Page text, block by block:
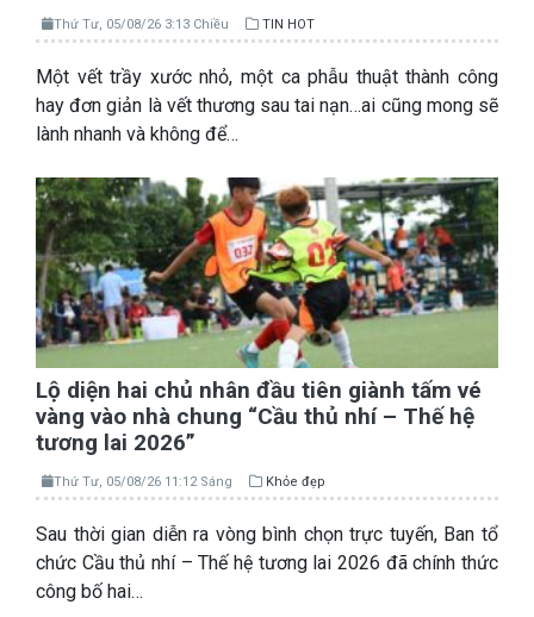
Thứ Tư, 05/08/26 3:13 Chiều TIN HOT
Một vết trầy xước nhỏ, một ca phẫu thuật thành công
hay đơn giản là vết thương sau tai nạn…ai cũng mong sẽ
lành nhanh và không để…
Lộ diện hai chủ nhân đầu tiên giành tấm vé
vàng vào nhà chung “Cầu thủ nhí – Thế hệ
tương lai 2026”
Thứ Tư, 05/08/26 11:12 Sáng Khỏe đẹp
Sau thời gian diễn ra vòng bình chọn trực tuyến, Ban tổ
chức Cầu thủ nhí – Thế hệ tương lai 2026 đã chính thức
công bố hai…